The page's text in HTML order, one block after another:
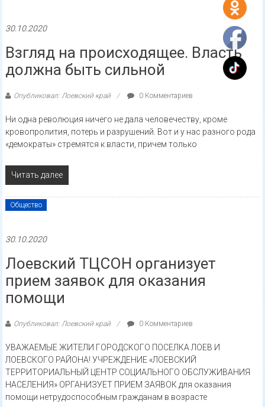
30.10.2020
Взгляд на происходящее. Власть
должна быть сильной
Опубликовал: Лоевский край 0 Комментариев
Ни одна революция ничего не дала человечеству, кроме
кровопролития, потерь и разрушений. Вот и у нас разного рода
«демократы» стремятся к власти, причем только
Читать далее
Общество
30.10.2020
Лоевский ТЦСОН организует
прием заявок для оказания
помощи
Опубликовал: Лоевский край 0 Комментариев
УВАЖАЕМЫЕ ЖИТЕЛИ ГОРОДСКОГО ПОСЕЛКА ЛОЕВ И
ЛОЕВСКОГО РАЙОНА! УЧРЕЖДЕНИЕ «ЛОЕВСКИЙ
ТЕРРИТОРИАЛЬНЫЙ ЦЕНТР СОЦИАЛЬНОГО ОБСЛУЖИВАНИЯ
НАСЕЛЕНИЯ» ОРГАНИЗУЕТ ПРИЕМ ЗАЯВОК для оказания
помощи нетрудоспособным гражданам в возрасте